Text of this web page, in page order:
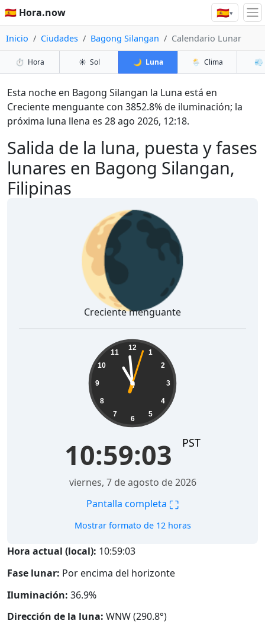
🇪🇸 Hora.now 🇪🇸▾
Inicio Ciudades Bagong Silangan Calendario Lunar
⏱️ Hora ☀️ Sol 🌙 Luna 🌦️ Clima 💨
Salida de la luna, puesta y fases
lunares en Bagong Silangan,
Filipinas
Esta noche en Bagong Silangan la Luna está en
Creciente menguante con 3852.8% de iluminación; la
próxima luna llena es 28 ago 2026, 12:18.
🌘
Creciente menguante
12
1
2
3
4
5
6
7
8
9
10
11
10:59:04 PST
viernes, 7 de agosto de 2026
Pantalla completa ⛶
Mostrar formato de 12 horas
Hora actual (local): 10:59:04
Fase lunar: Por encima del horizonte
Iluminación: 36.9%
Dirección de la luna: WNW (290.8°)